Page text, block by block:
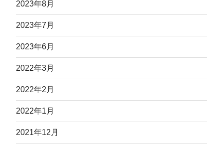
2023年8月
2023年7月
2023年6月
2022年3月
2022年2月
2022年1月
2021年12月